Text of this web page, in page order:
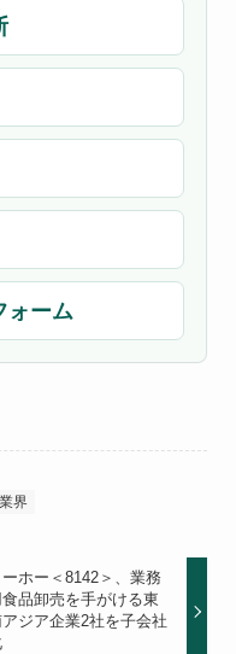
ォーム
界
ーホー＜8142＞、業務
食品卸売を手がける東
ジア企業2社を子会社